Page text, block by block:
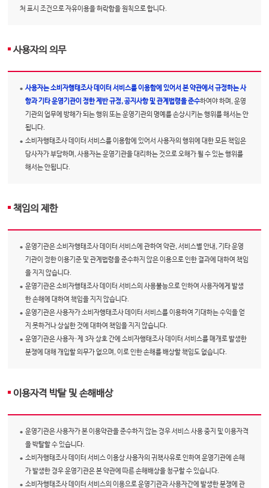
처 표시 조건으로 자유이용을 허락함을 원칙으로 합니다.
사용자의 의무
사용자는 소비자행태조사 데이터 서비스를 이용함에 있어서 본 약관에서 규정하는 사
항과 기타 운영기관이 정한 제반 규정, 공지사항 및 관계법령을 준수하여야 하며, 운영
기관의 업무에 방해가 되는 행위 또는 운영기관의 명예를 손상시키는 행위를 해서는 안
됩니다.
소비자행태조사 데이터 서비스를 이용함에 있어서 사용자의 행위에 대한 모든 책임은
당사자가 부담하며, 사용자는 운영기관을 대리하는 것으로 오해가 될 수 있는 행위를
해서는 안됩니다.
책임의 제한
운영기관은 소비자행태조사 데이터 서비스에 관하여 약관, 서비스별 안내, 기타 운영
기관이 정한 이용기준 및 관계법령을 준수하지 않은 이용으로 인한 결과에 대하여 책임
을 지지 않습니다.
운영기관은 소비자행태조사 데이터 서비스의 사용불능으로 인하여 사용자에게 발생
한 손해에 대하여 책임을 지지 않습니다.
운영기관은 사용자가 소비자행태조사 데이터 서비스를 이용하여 기대하는 수익을 얻
지 못하거나 상실한 것에 대하여 책임을 지지 않습니다.
운영기관은 사용자·제 3자 상호 간에 소비자행태조사 데이터 서비스를 매개로 발생한
분쟁에 대해 개입할 의무가 없으며, 이로 인한 손해를 배상할 책임도 없습니다.
이용자격 박탈 및 손해배상
운영기관은 사용자가 본 이용약관을 준수하지 않는 경우 서비스 사용 중지 및 이용자격
을 박탈할 수 있습니다.
소비자행태조사 데이터 서비스 이용상 사용자의 귀책사유로 인하여 운영기관에 손해
가 발생한 경우 운영기관은 본 약관에 따른 손해배상을 청구할 수 있습니다.
소비자행태조사 데이터 서비스의 이용으로 운영기관과 사용자간에 발생한 분쟁에 관